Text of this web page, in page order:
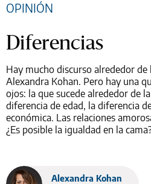
OPINIÓN
Diferencias
Hay mucho discurso alrededor de
Alexandra Kohan. Pero hay una
ojos: la que sucede alrededor de
diferencia de edad, la diferencia
económica. Las relaciones
¿Es posible la igualdad en la
Alexandra Kohan